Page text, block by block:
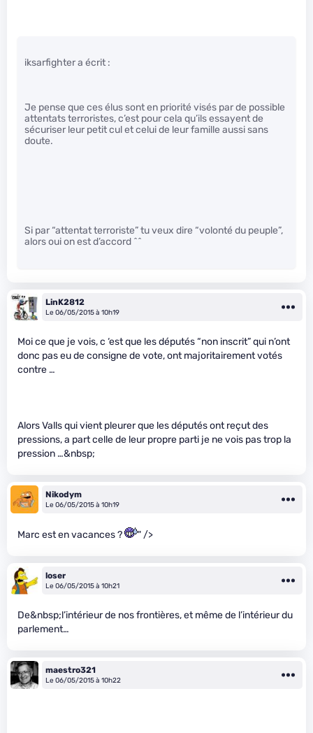
iksarfighter a écrit :
Je pense que ces élus sont en priorité visés par de possible
attentats terroristes, c’est pour cela qu’ils essayent de
sécuriser leur petit cul et celui de leur famille aussi sans
doute.
Si par “attentat terroriste” tu veux dire “volonté du peuple”,
alors oui on est d’accord ^^
LinK2812
Le 06/05/2015 à 10h19
Moi ce que je vois, c ‘est que les députés “non inscrit” qui n’ont
donc pas eu de consigne de vote, ont majoritairement votés
contre …
Alors Valls qui vient pleurer que les députés ont reçut des
pressions, a part celle de leur propre parti je ne vois pas trop la
pression …&nbsp;
Nikodym
Le 06/05/2015 à 10h19
Marc est en vacances ? " />
loser
Le 06/05/2015 à 10h21
De&nbsp;l’intérieur de nos frontières, et même de l’intérieur du
parlement…
maestro321
Le 06/05/2015 à 10h22